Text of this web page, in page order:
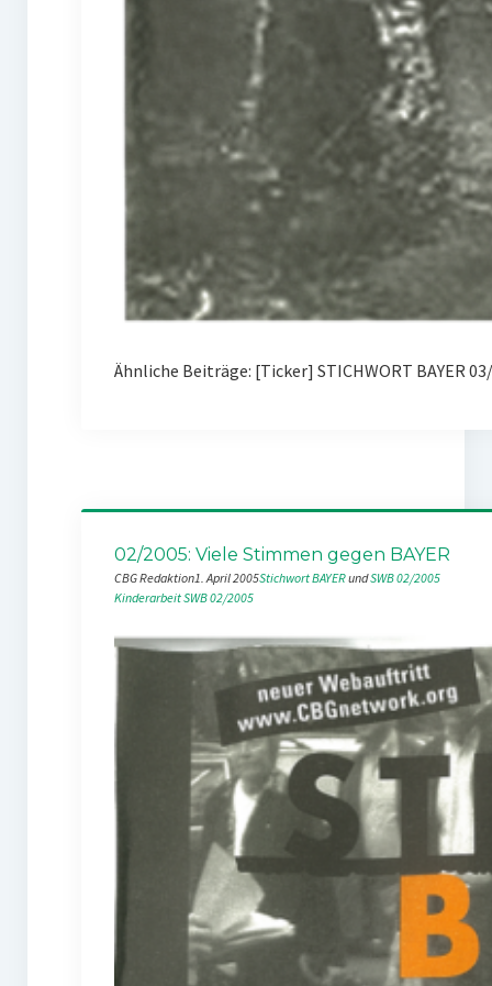
Ähnliche Beiträge: [Ticker] STICHWORT BAYER
02/2005: Viele Stimmen gegen BAYER
CBG Redaktion1. April 2005Stichwort BAYER und SWB 02/2005
KinderarbeitSWB 02/2005